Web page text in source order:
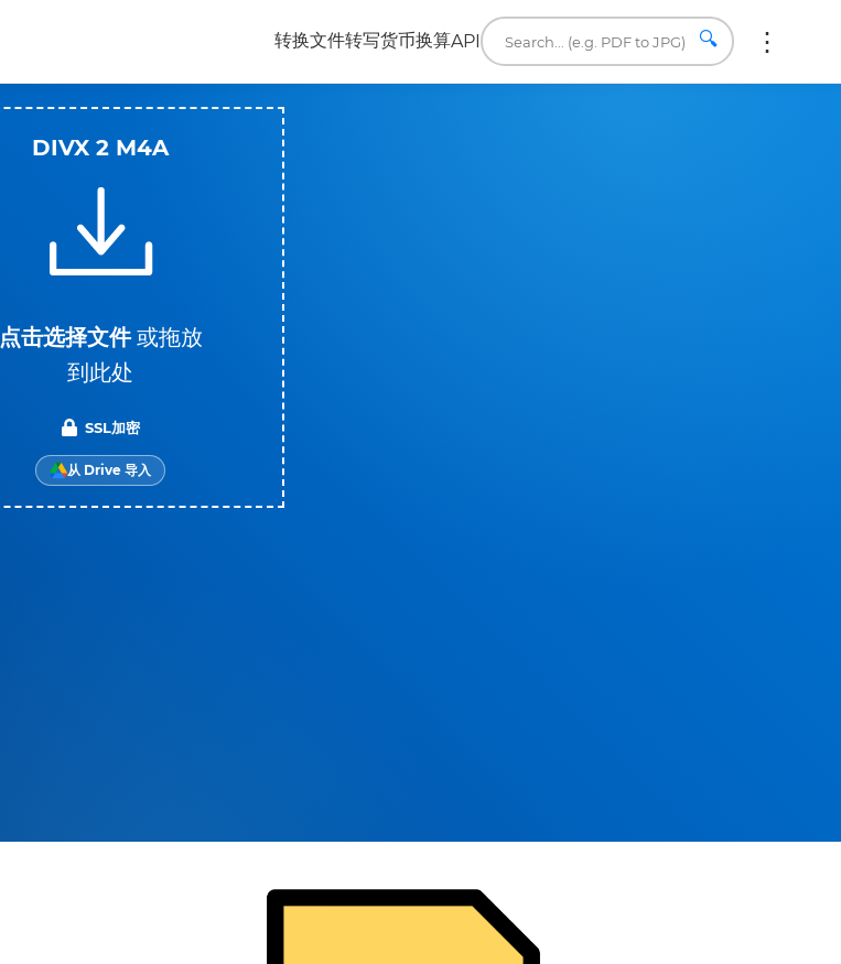
转换文件转写货币换算API 🔍
DIVX 2 M4A
点击选择文件 或拖放
到此处
SSL加密
从 Drive 导入